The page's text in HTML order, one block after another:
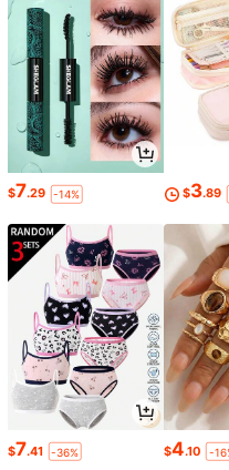
$7.29 -14% $3.89
$7.41 -36% $4.10 -